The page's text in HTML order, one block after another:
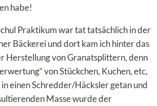
habe!
Praktikum war tat tatsächlich in der
Bäckerei und dort kam ich hinter das
Herstellung von Granatsplittern, denn
von Stückchen, Kuchen, etc,
einen Schredder/Häcksler getan und
Masse wurde der